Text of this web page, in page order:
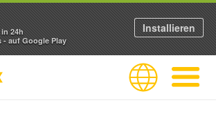
Sprache
24h
- auf Google Play
Installieren